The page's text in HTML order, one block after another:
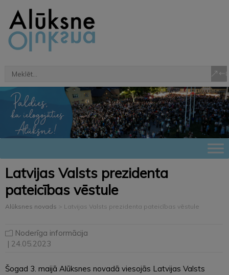
Latvijas Valsts prezidenta
pateicības vēstule
Alūksnes novads > Latvijas Valsts prezidenta pateicības vēstule
Noderīga informācija
| 24.05.2023
Šogad 3. maijā Alūksnes novadā viesojās Latvijas Valsts